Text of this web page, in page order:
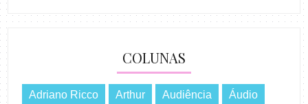
COLUNAS
Adriano Ricco Arthur Audiência Áudio